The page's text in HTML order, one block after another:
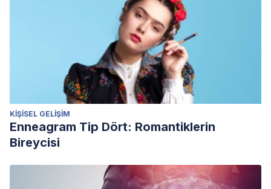
KIŞISEL GELIŞIM
Enneagram Tip Dört: Romantiklerin
Bireycisi